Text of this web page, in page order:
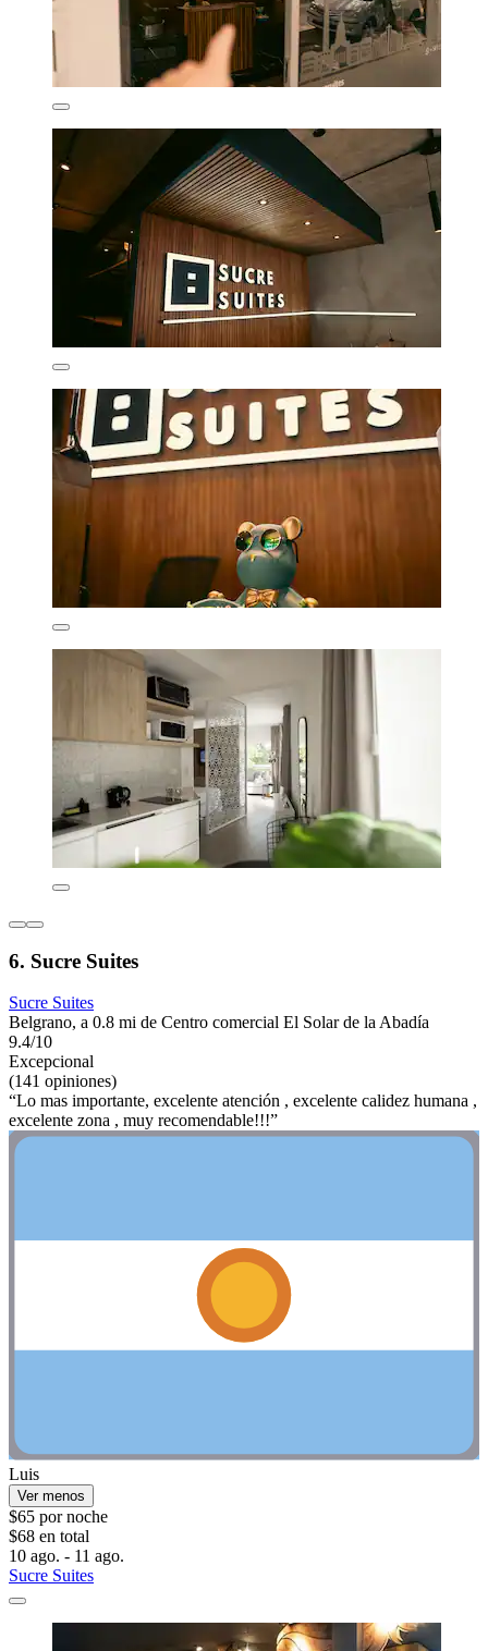
6. Sucre Suites
Sucre Suites
Belgrano, a 0.8 mi de Centro comercial El Solar de la Abadía
9.4/10
Excepcional
(141 opiniones)
“Lo mas importante, excelente atención , excelente calidez humana ,
excelente zona , muy recomendable!!!”
Luis
Ver menos
$65 por noche
$68 en total
10 ago. - 11 ago.
Sucre Suites